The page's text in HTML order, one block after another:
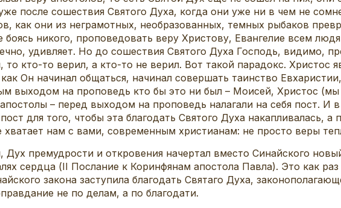
после сошествия Святого Духа, когда они уже ни в чем не
как они из неграмотных, необразованных, темных рыбаков
никого, проповедовать веру Христову, Евангелие всем
удивляет. Но до сошествия Святого Духа Господь, видимо,
кто-то верил, а кто-то не верил. Вот такой парадокс. Христос
Он начинал общаться, начинал совершать таинство
выходом на проповедь кто бы это ни был – Моисей, Христос
– перед выходом на проповедь налагали на себя пост. И
для того, чтобы эта благодать Святого Духа накапливалась,
нам с вами, современным христианам: не просто веры
премудрости и откровения начертал вместо Синайского
сердца (II Послание к Коринфянам апостола Павла). Это как
закона заступила благодать Святаго Духа,
не по делам, а по благодати.